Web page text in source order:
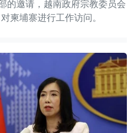
的邀请，越南政府宗教委员会
柬埔寨进行工作访问。